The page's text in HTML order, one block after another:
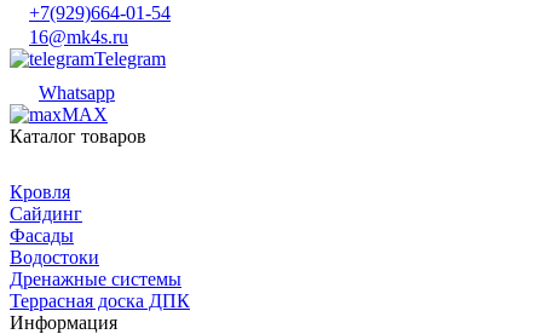
+7(929)664-01-54
16@mk4s.ru
Telegram
Whatsapp
MAX
Каталог товаров
Кровля
Сайдинг
Фасады
Водостоки
Дренажные системы
Террасная доска ДПК
Информация